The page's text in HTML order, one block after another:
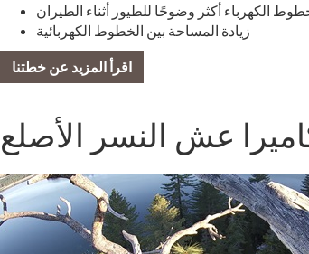
الكهرباء أكثر وضوحًا للطيور أثناء الطيران
زيادة المساحة بين الخطوط الكهربائية
اقرأ المزيد عن خطتنا
عش النسر الأصلع